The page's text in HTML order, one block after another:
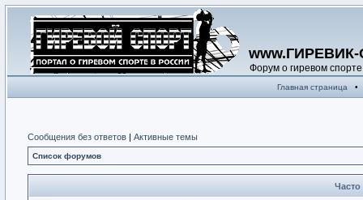
Форум о гиревом спорте
Главная страница •
Сообщения без ответов | Активные темы
Список форумов